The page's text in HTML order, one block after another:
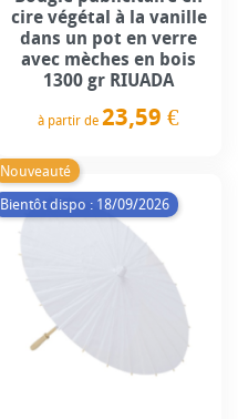
cire végétal à la vanille
dans un pot en verre
avec mèches en bois
1300 gr RIUADA
à partir de 23,59 €
Nouveauté
Bientôt dispo : 18/09/2026